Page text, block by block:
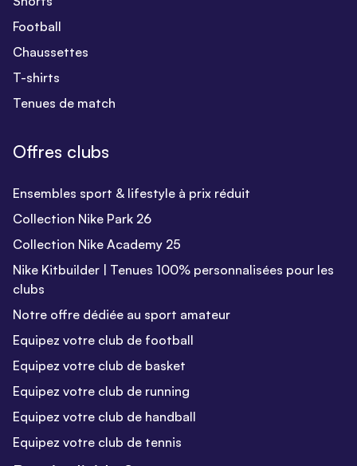
Football
Chaussettes
T-shirts
Tenues de match
Offres clubs
Ensembles sport & lifestyle à prix réduit
Collection Nike Park 26
Collection Nike Academy 25
Nike Kitbuilder | Tenues 100% personnalisées pour les
clubs
Notre offre dédiée au sport amateur
Equipez votre club de football
Equipez votre club de basket
Equipez votre club de running
Equipez votre club de handball
Equipez votre club de tennis